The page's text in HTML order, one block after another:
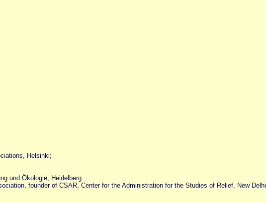
Helsinki;
und Ökologie, Heidelberg
founder of CSAR, Center for the Administration for the Studies of Relief, New Delhi